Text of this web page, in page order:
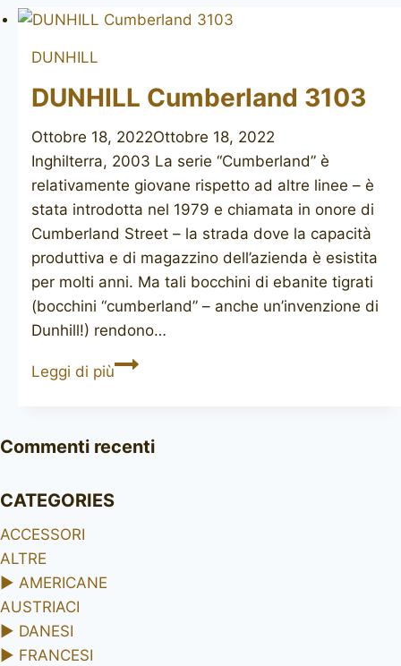
DUNHILL
DUNHILL Cumberland 3103
Ottobre 18, 2022Ottobre 18, 2022
Inghilterra, 2003 La serie “Cumberland” è
relativamente giovane rispetto ad altre linee – è
stata introdotta nel 1979 e chiamata in onore di
Cumberland Street – la strada dove la capacità
produttiva e di magazzino dell’azienda è esistita
per molti anni. Ma tali bocchini di ebanite tigrati
(bocchini “cumberland” – anche un’invenzione di
Dunhill!) rendono…
Leggi di piùDUNHILL
Commenti recenti
CATEGORIES
ACCESSORI
ALTRE
► AMERICANE
AUSTRIACI
► DANESI
► FRANCESI